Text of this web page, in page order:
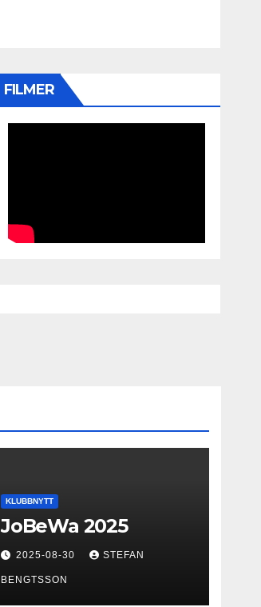
FILMER
KLUBBNYTT
JoBeWa 2025
2025-08-30 STEFAN
BENGTSSON